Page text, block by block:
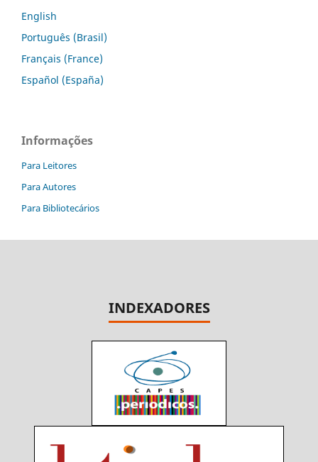
English
Português (Brasil)
Français (France)
Español (España)
Informações
Para Leitores
Para Autores
Para Bibliotecários
INDEXADORES